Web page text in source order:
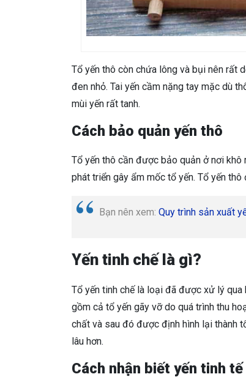
Tổ yến thô còn chứa lông và bụi nên rất
đen nhỏ. Tai yến cầm nặng tay mặc dù
mùi yến rất tanh.
Cách bảo quản yến thô
Tổ yến thô cần được bảo quản ở nơi
phát triển gây ẩm mốc tổ yến. Tổ yến
Bạn nên xem: Quy trình sản xuất
Yến tinh chế là gì?
Tổ yến tinh chế là loại đã được xử lý
gồm cả tổ yến gãy vỡ do quá trình thu
chất và sau đó được định hình lại thành
lâu hơn.
Cách nhận biết yến tinh tế